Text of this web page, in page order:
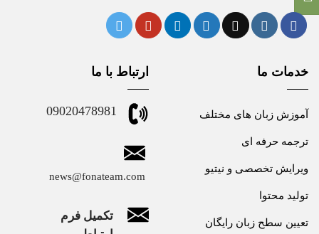
خدمات ما
آموزش زبان های مختلف
ترجمه حرفه ای
ویرایش تخصصی و نیتیو
تولید محتوا
تعیین سطح زبان رایگان
ارتباط با ما
09020478981
news@fonateam.com
تکمیل فرم